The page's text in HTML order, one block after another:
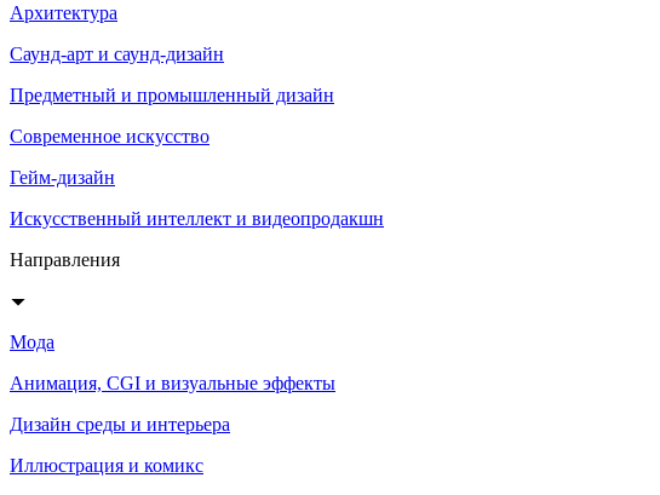
Архитектура
Саунд-арт и саунд-дизайн
Предметный и промышленный дизайн
Современное искусство
Гейм-дизайн
Искусственный интеллект и видеопродакшн
Направления
Мода
Анимация, CGI и визуальные эффекты
Дизайн среды и интерьера
Иллюстрация и комикс